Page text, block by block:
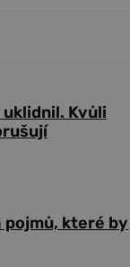
Kvůli
pojmů, které by